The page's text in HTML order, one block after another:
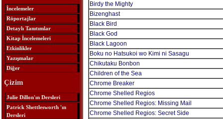
İncelemeler
Röportajlar
Detaylı Tanıtımlar
Kitap İncelemeleri
Etkinlikler
Yazışmalar
Diğer
Çizim
Julie Dillon'ın Dersleri
Patrick Shettlesworth 'ın
Dersleri
Birdy the Mighty
Bizenghast
Black Bird
Black God
Black Lagoon
Boku no Hatsukoi wo Kimi ni Sasagu
Chikutaku Bonbon
Children of the Sea
Chrome Breaker
Chrome Shelled Regios
Chrome Shelled Regios: Missing Mail
Chrome Shelled Regios: Secret Side